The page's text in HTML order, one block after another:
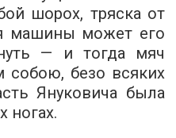
шорох, тряска от
машины может его
— и тогда мяч
собою, безо всяких
Януковича была
ногах.